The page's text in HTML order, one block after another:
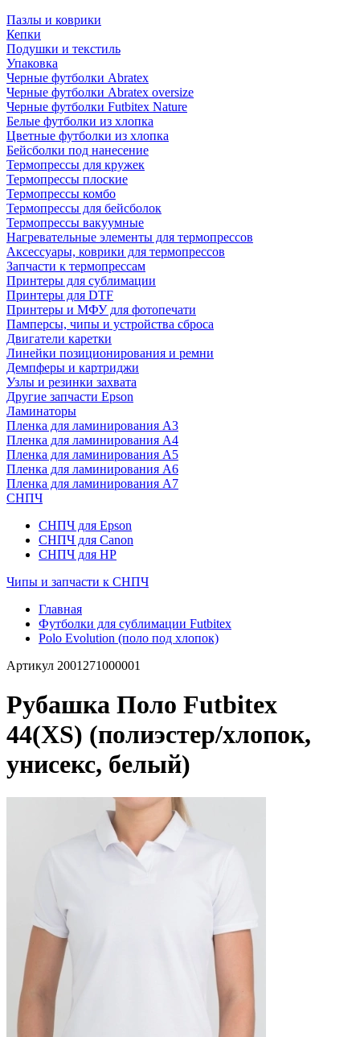
Пазлы и коврики
Кепки
Подушки и текстиль
Упаковка
Черные футболки Abratex
Черные футболки Abratex oversize
Черные футболки Futbitex Nature
Белые футболки из хлопка
Цветные футболки из хлопка
Бейсболки под нанесение
Термопрессы для кружек
Термопрессы плоские
Термопрессы комбо
Термопрессы для бейсболок
Термопрессы вакуумные
Нагревательные элементы для термопрессов
Аксессуары, коврики для термопрессов
Запчасти к термопрессам
Принтеры для сублимации
Принтеры для DTF
Принтеры и МФУ для фотопечати
Памперсы, чипы и устройства сброса
Двигатели каретки
Линейки позиционирования и ремни
Демпферы и картриджи
Узлы и резинки захвата
Другие запчасти Epson
Ламинаторы
Пленка для ламинирования А3
Пленка для ламинирования А4
Пленка для ламинирования А5
Пленка для ламинирования А6
Пленка для ламинирования А7
СНПЧ
СНПЧ для Epson
СНПЧ для Canon
СНПЧ для HP
Чипы и запчасти к СНПЧ
Главная
Футболки для сублимации Futbitex
Polo Evolution (поло под хлопок)
Артикул 2001271000001
Рубашка Поло Futbitex
44(XS) (полиэстер/хлопок,
унисекс, белый)